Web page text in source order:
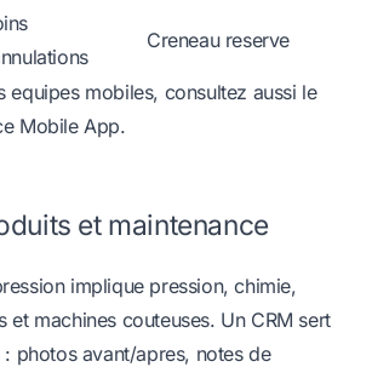
Creneau reserve
equipes mobiles, consultez aussi le
Mobile App.
et maintenance
implique pression, chimie,
et machines couteuses. Un CRM sert
photos avant/apres, notes de